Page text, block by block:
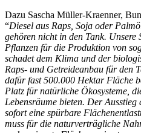
Dazu Sascha Müller-Kraenner,
“Diesel aus Raps, Soja oder
gehören nicht in den Tank.
Pflanzen für die Produktion von
schadet dem Klima und der
Raps- und Getreideanbau für den
dafür fast 500.000 Hektar Fläche
Platz für natürliche Ökosysteme,
Lebensräume bieten. Der
sofort eine spürbare
muss für die naturverträgliche